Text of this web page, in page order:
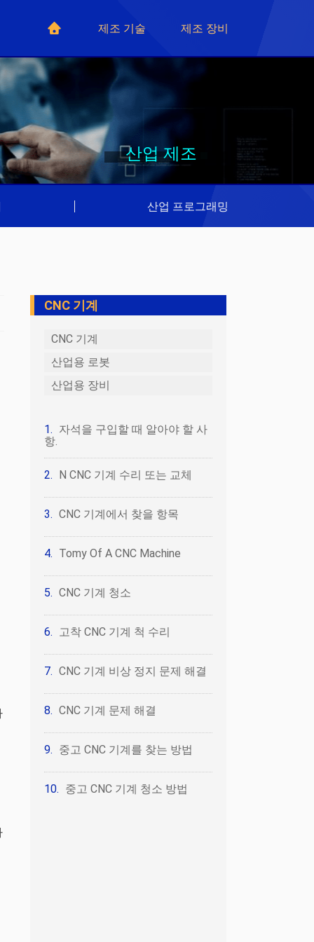
제조 기술 제조 장비
산업 제조
산업 프로그래밍
CNC 기계
CNC 기계
산업용 로봇
산업용 장비
자석을 구입할 때 알아야 할 사
항.
N CNC 기계 수리 또는 교체
CNC 기계에서 찾을 항목
Tomy Of A CNC Machine
CNC 기계 청소
고착 CNC 기계 척 수리
CNC 기계 비상 정지 문제 해결
CNC 기계 문제 해결
중고 CNC 기계를 찾는 방법
중고 CNC 기계 청소 방법